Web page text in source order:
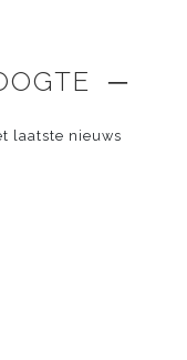
─
laatste nieuws